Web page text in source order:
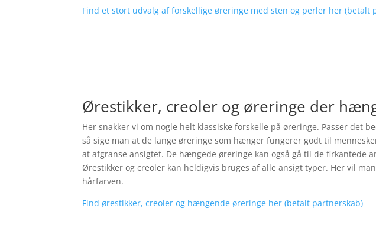
Find et stort udvalg af forskellige øreringe med sten og perler her (betalt
Ørestikker, creoler og øreringe der
Her snakker vi om nogle helt klassiske forskelle på øreringe. Passer det
så sige man at de lange øreringe som hænger fungerer godt til
at afgranse ansigtet. De hængede øreringe kan også gå til de firkantede
Ørestikker og creoler kan heldigvis bruges af alle ansigt typer. Her vil
hårfarven.
Find ørestikker, creoler og hængende øreringe her (betalt partnerskab)